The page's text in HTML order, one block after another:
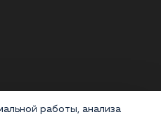
работы, анализа